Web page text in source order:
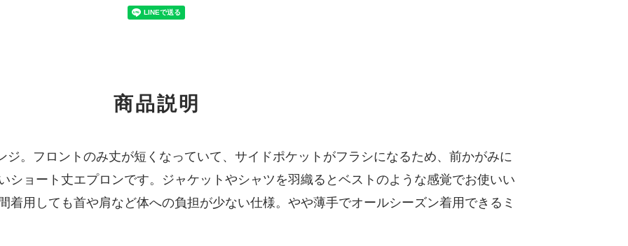
商品説明
。フロントのみ丈が短くなっていて、サイドポケットがフラシになるため、前かがみに
ショート丈エプロンです。ジャケットやシャツを羽織るとベストのような感覚でお使いい
着用しても首や肩など体への負担が少ない仕様。やや薄手でオールシーズン着用できるミ